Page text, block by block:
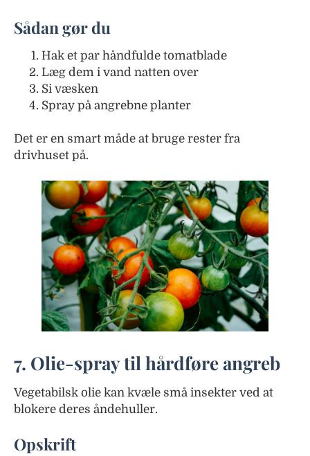
Sådan gør du
Hak et par håndfulde tomatblade
Læg dem i vand natten over
Si væsken
Spray på angrebne planter
Det er en smart måde at bruge rester fra
drivhuset på.
7. Olie-spray til hårdføre angreb
Vegetabilsk olie kan kvæle små insekter ved at
blokere deres åndehuller.
Opskrift